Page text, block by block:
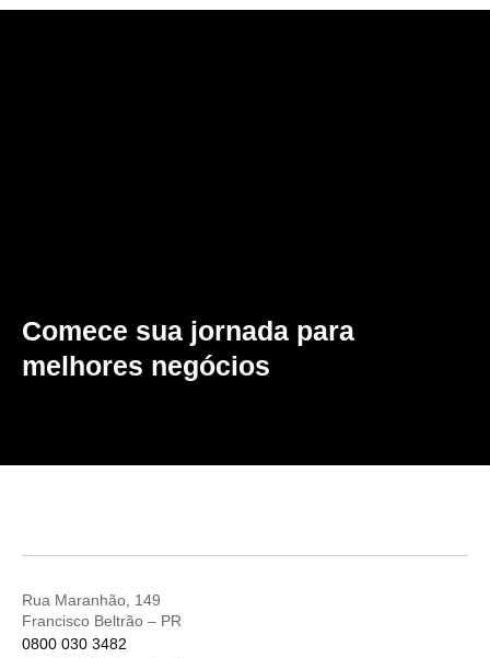
Comece sua jornada para
melhores negócios
Rua Maranhão, 149
Francisco Beltrão – PR
0800 030 3482